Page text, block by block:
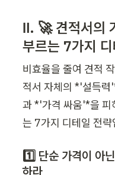
Ⅱ. 🚀 견적서의
부르는 7가지 디
비효율을 줄여 견적
적서 자체의 *'설득력
과 *'가격 싸움'*을 피
는 7가지 디테일 전략
1️⃣ 단순 가격이 아
하라